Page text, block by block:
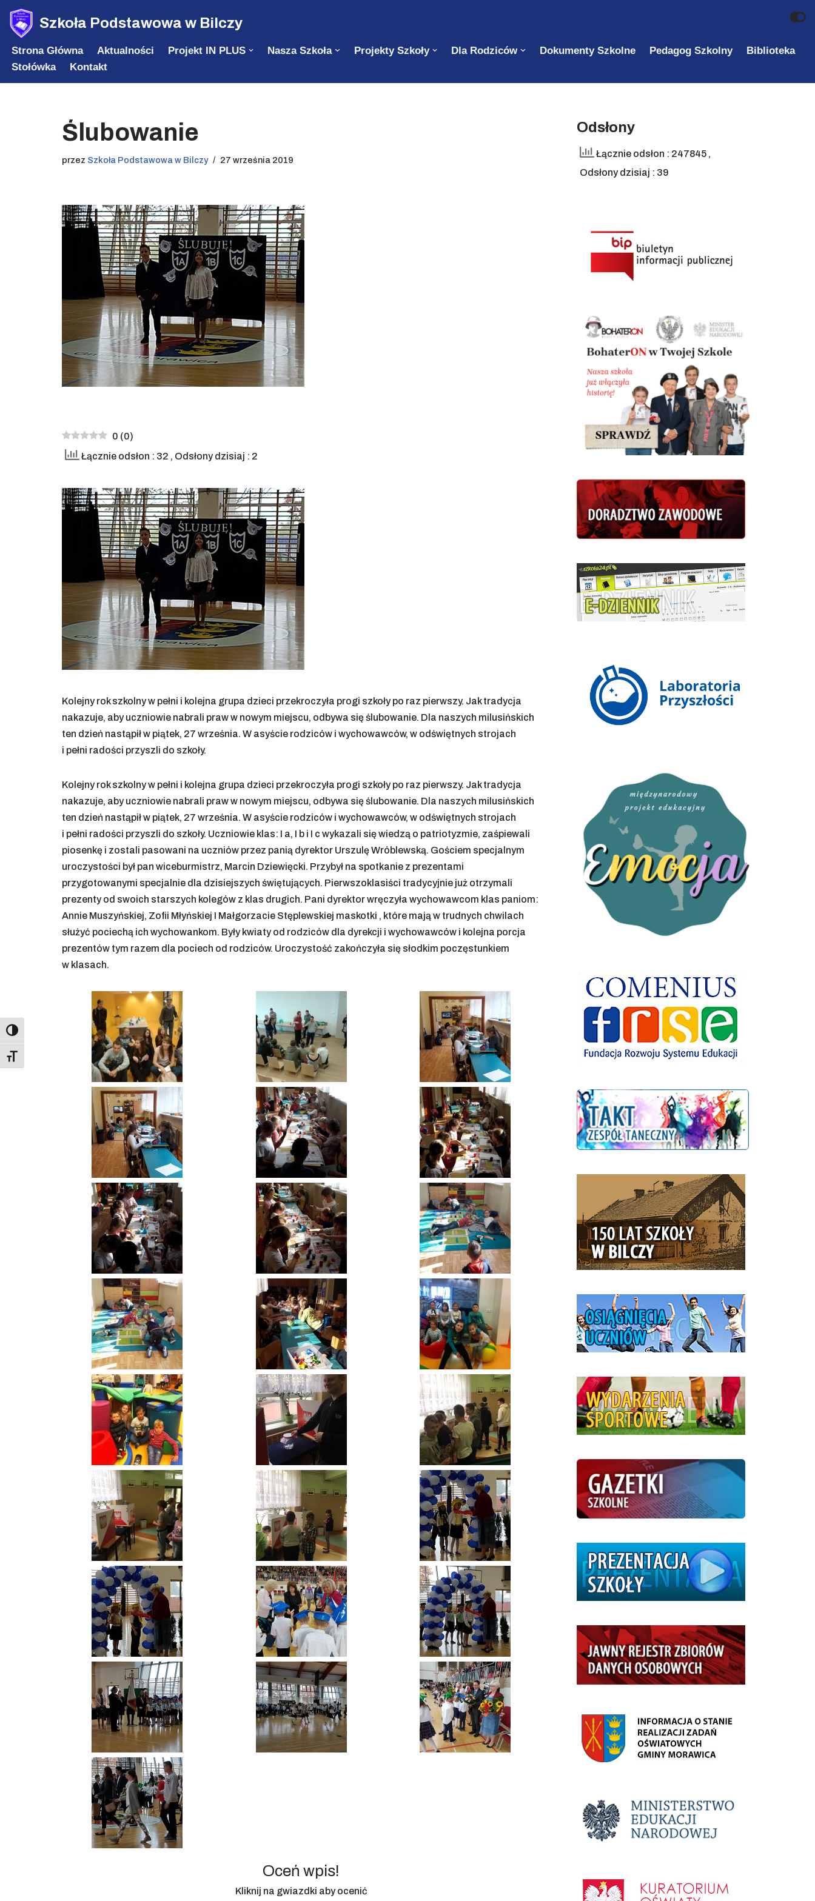
Toggle High Contrast
Toggle Font size
Przejdź
do
treści
Szkoła Podstawowa w Bilczy
Strona Główna Aktualności Projekt IN PLUS Nasza Szkoła Projekty Szkoły Dla Rodziców Dokumenty Szkolne Pedagog Szkolny
Biblioteka
Stołówka
Kontakt
Ślubowanie
przez Szkoła Podstawowa w Bilczy 27 września 2019
0 (0)
Łącznie odsłon : 32 , Odsłony dzisiaj : 2
Kolejny rok szkolny w pełni i kolejna grupa dzieci przekroczyła progi szkoły po raz pierwszy. Jak tradycja
nakazuje, aby uczniowie nabrali praw w nowym miejscu, odbywa się ślubowanie. Dla naszych milusińskich
ten dzień nastąpił w piątek, 27 września. W asyście rodziców i wychowawców, w odświętnych strojach
i pełni radości przyszli do szkoły.
Kolejny rok szkolny w pełni i kolejna grupa dzieci przekroczyła progi szkoły po raz pierwszy. Jak tradycja
nakazuje, aby uczniowie nabrali praw w nowym miejscu, odbywa się ślubowanie. Dla naszych milusińskich
ten dzień nastąpił w piątek, 27 września. W asyście rodziców i wychowawców, w odświętnych strojach
i pełni radości przyszli do szkoły. Uczniowie klas: I a, I b i I c wykazali się wiedzą o patriotyzmie, zaśpiewali
piosenkę i zostali pasowani na uczniów przez panią dyrektor Urszulę Wróblewską. Gościem specjalnym
uroczystości był pan wiceburmistrz, Marcin Dziewięcki. Przybył na spotkanie z prezentami
przygotowanymi specjalnie dla dzisiejszych świętujących. Pierwszoklasiści tradycyjnie już otrzymali
prezenty od swoich starszych kolegów z klas drugich. Pani dyrektor wręczyła wychowawcom klas paniom:
Annie Muszyńskiej, Zofii Młyńskiej I Małgorzacie Stęplewskiej maskotki , które mają w trudnych chwilach
służyć pociechą ich wychowankom. Były kwiaty od rodziców dla dyrekcji i wychowawców i kolejna porcja
prezentów tym razem dla pociech od rodziców. Uroczystość zakończyła się słodkim poczęstunkiem
w klasach.
Oceń wpis!
Kliknij na gwiazdki aby ocenić
Odsłony
Łącznie odsłon : 247845 ,
Odsłony dzisiaj : 39